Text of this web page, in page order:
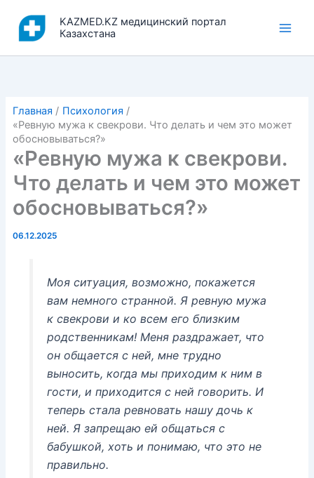
содержимому
KAZMED.KZ медицинский портал
Казахстана
Главная
Психология
«Ревную мужа к свекрови. Что делать и чем это может
обосновываться?»
«Ревную мужа к свекрови.
Что делать и чем это может
обосновываться?»
06.12.2025
Моя ситуация, возможно, покажется
вам немного странной. Я ревную мужа
к свекрови и ко всем его близким
родственникам! Меня раздражает, что
он общается с ней, мне трудно
выносить, когда мы приходим к ним в
гости, и приходится с ней говорить. И
теперь стала ревновать нашу дочь к
ней. Я запрещаю ей общаться с
бабушкой, хоть и понимаю, что это не
правильно.